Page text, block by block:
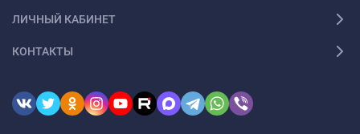
ЛИЧНЫЙ КАБИНЕТ
КОНТАКТЫ